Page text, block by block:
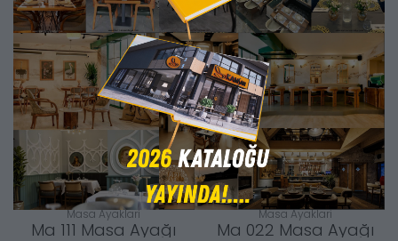
Masa Ayaklari
Ma 111 Masa Ayağı
Masa Ayaklari
Ma 022 Masa Ayağı